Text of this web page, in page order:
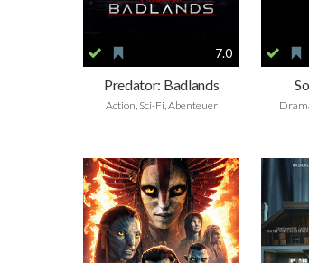
7.0
Predator: Badlands
Action, Sci-Fi, Abenteuer